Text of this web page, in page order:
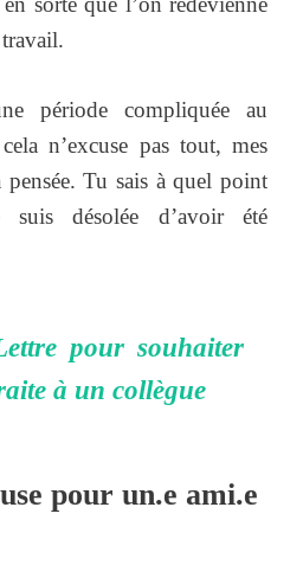
période compliquée au
n’excuse pas tout, mes
pensée. Tu sais à quel point
désolée d’avoir été
pour souhaiter
à un collègue
pour un.e ami.e